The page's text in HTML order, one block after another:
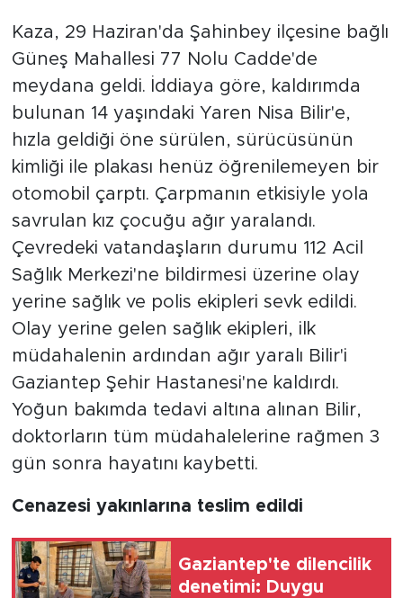
Kaza, 29 Haziran'da Şahinbey ilçesine bağlı
Güneş Mahallesi 77 Nolu Cadde'de
meydana geldi. İddiaya göre, kaldırımda
bulunan 14 yaşındaki Yaren Nisa Bilir'e,
hızla geldiği öne sürülen, sürücüsünün
kimliği ile plakası henüz öğrenilemeyen bir
otomobil çarptı. Çarpmanın etkisiyle yola
savrulan kız çocuğu ağır yaralandı.
Çevredeki vatandaşların durumu 112 Acil
Sağlık Merkezi'ne bildirmesi üzerine olay
yerine sağlık ve polis ekipleri sevk edildi.
Olay yerine gelen sağlık ekipleri, ilk
müdahalenin ardından ağır yaralı Bilir'i
Gaziantep Şehir Hastanesi'ne kaldırdı.
Yoğun bakımda tedavi altına alınan Bilir,
doktorların tüm müdahalelerine rağmen 3
gün sonra hayatını kaybetti.
Cenazesi yakınlarına teslim edildi
Gaziantep'te dilencilik
denetimi: Duygu